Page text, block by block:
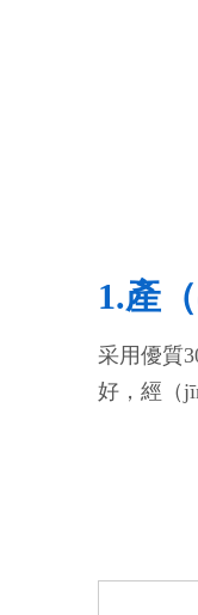
1.產
采用優質
好，經（